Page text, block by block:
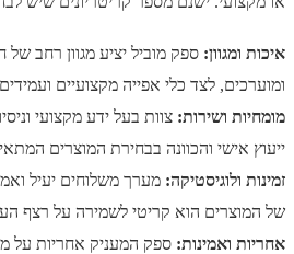
איכות ומגוון: ספק מוביל יציע מגוון רחב של
ומוערכים, לצד כלי אפייה מקצועיים
מומחיות ושירות: צוות בעל ידע מקצועי
ייעוץ אישי והכוונה בבחירת המוצרים
זמינות ולוגיסטיקה: מערך משלוחים יעיל
של המוצרים הוא קריטי לשמירה על רצף
אחריות ואמינות: ספק המעניק אחריות על